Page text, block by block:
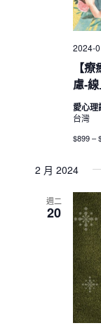
【
慮-
2024-
愛心理
台灣
$899 –
2 月 2024
週二
20